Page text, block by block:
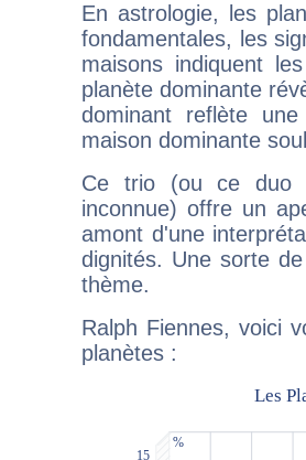
En astrologie, les
fondamentales, les
maisons indiquent
planète dominante
dominant reflète
maison dominante
Ce trio (ou ce duo
inconnue) offre un
amont d'une
dignités. Une sorte
thème.
Ralph Fiennes, voici
planètes :